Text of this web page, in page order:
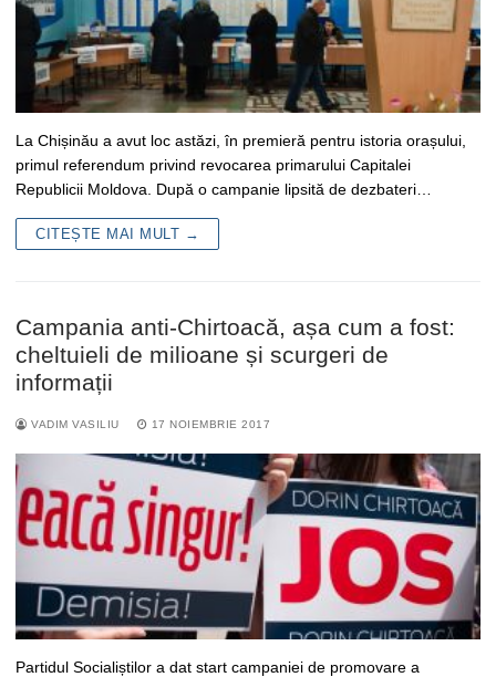
La Chișinău a avut loc astăzi, în premieră pentru istoria orașului,
primul referendum privind revocarea primarului Capitalei
Republicii Moldova. După o campanie lipsită de dezbateri…
CITEȘTE MAI MULT →
Campania anti-Chirtoacă, așa cum a fost:
cheltuieli de milioane și scurgeri de
informații
VADIM VASILIU 17 NOIEMBRIE 2017
Partidul Socialiștilor a dat start campaniei de promovare a